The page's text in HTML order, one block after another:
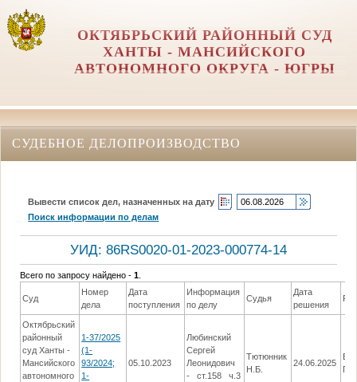
ОКТЯБРЬСКИЙ РАЙОННЫЙ СУД
ХАНТЫ - МАНСИЙСКОГО
АВТОНОМНОГО ОКРУГА - ЮГРЫ
СУДЕБНОЕ ДЕЛОПРОИЗВОДСТВО
Вывести список дел, назначенных на дату
Поиск информации по делам
УИД: 86RS0020-01-2023-000774-14
Всего по запросу найдено -1
Суд
Номер
дела
Дата
поступления
Информация
по делу
Судья
Дата
решения
Октябрьский
районный
суд Ханты -
Мансийского
автономного
1-37/2025
(1-
93/2024;
1-
05.10.2023
Любинский
Сергей
Леонидович
- ст.158 ч.3
Тютюнник
Н.Б.
24.06.2025